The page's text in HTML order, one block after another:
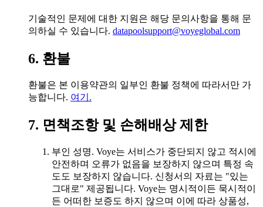
기술적인 문제에 대한 지원은 해당 문의사항을 통해 문
의하실 수 있습니다. datapoolsupport@voyeglobal.com
6. 환불
환불은 본 이용약관의 일부인 환불 정책에 따라서만 가
능합니다. 여기.
7. 면책조항 및 손해배상 제한
부인 성명. Voye는 서비스가 중단되지 않고 적시에
안전하며 오류가 없음을 보장하지 않으며 특정 속
도도 보장하지 않습니다. 신청서의 자료는 "있는
그대로" 제공됩니다. Voye는 명시적이든 묵시적이
든 어떠한 보증도 하지 않으며 이에 따라 상품성,